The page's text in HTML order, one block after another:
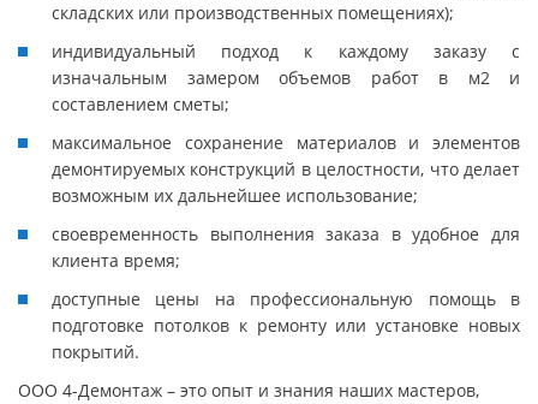
складских или производственных помещениях);
индивидуальный подход к каждому заказу с
изначальным замером объемов работ в м2 и
составлением сметы;
максимальное сохранение материалов и элементов
демонтируемых конструкций в целостности, что делает
возможным их дальнейшее использование;
своевременность выполнения заказа в удобное для
клиента время;
доступные цены на профессиональную помощь в
подготовке потолков к ремонту или установке новых
покрытий.
ООО 4-Демонтаж – это опыт и знания наших мастеров,